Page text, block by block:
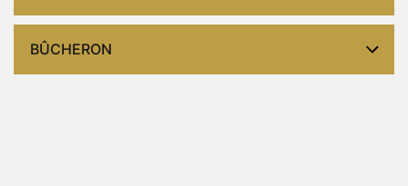
BÛCHERON